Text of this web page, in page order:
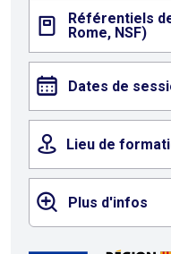
Référentiels
Rome, NSF)
Dates de
Lieu de
Plus d'infos